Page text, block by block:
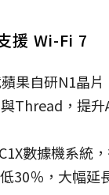
援 Wi-Fi 7
果自研N1晶
Thread，提升
數據機系統
30％，大幅延